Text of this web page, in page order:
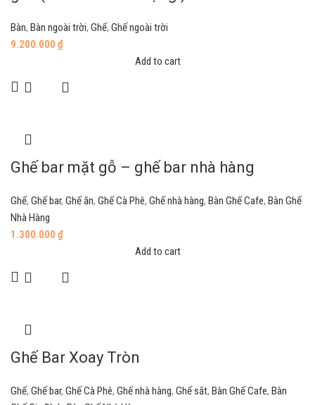
Bàn, Bàn ngoài trời, Ghế, Ghế ngoài trời
9.200.000 ₫
Add to cart
Ghế bar mặt gỗ – ghế bar nhà hàng
Ghế, Ghế bar, Ghế ăn, Ghế Cà Phê, Ghế nhà hàng, Bàn Ghế Cafe, Bàn Ghế
Nhà Hàng
1.300.000 ₫
Add to cart
Ghế Bar Xoay Tròn
Ghế, Ghế bar, Ghế Cà Phê, Ghế nhà hàng, Ghế sắt, Bàn Ghế Cafe, Bàn